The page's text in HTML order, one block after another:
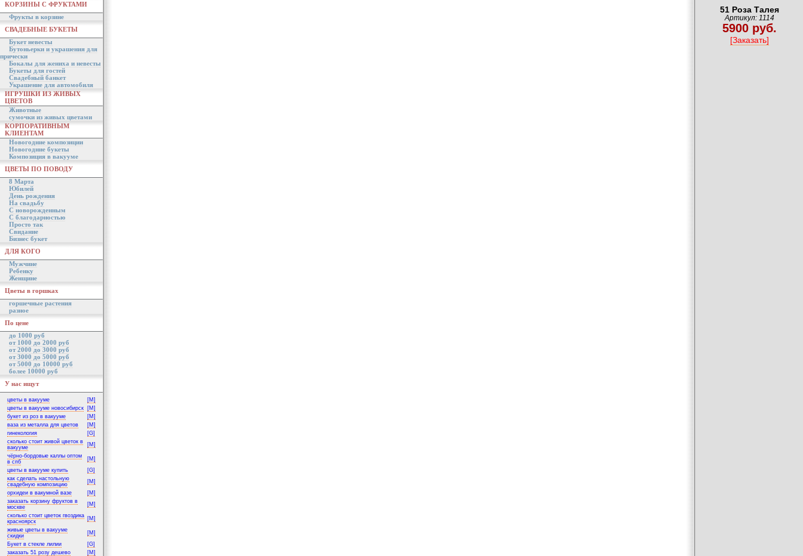
КОРЗИНЫ С ФРУКТАМИ
Фрукты в корзине
СВАДЕБНЫЕ БУКЕТЫ
Букет невесты
Бутоньерки и украшения для
прически
Бокалы для жениха и невесты
Букеты для гостей
Свадебный банкет
Украшение для автомобиля
ИГРУШКИ ИЗ ЖИВЫХ
ЦВЕТОВ
Животные
сумочки из живых цветами
КОРПОРАТИВНЫМ
КЛИЕНТАМ
Новогодние композиции
Новогодние букеты
Композиция в вакууме
ЦВЕТЫ ПО ПОВОДУ
8 Марта
Юбилей
День рождения
На свадьбу
С новорожденным
С благодарностью
Просто так
Свидание
Бизнес букет
ДЛЯ КОГО
Мужчине
Ребенку
Женщине
Цветы в горшках
горшечные растения
разное
По цене
до 1000 руб
от 1000 до 2000 руб
от 2000 до 3000 руб
от 3000 до 5000 руб
от 5000 до 10000 руб
более 10000 руб
У нас ищут
цветы в вакууме
[M]
цветы в вакууме новосибирск
[M]
букет из роз в вакууме
[M]
ваза из металла для цветов
[M]
гинекология
[G]
сколько стоит живой цветок в
вакууме
[M]
чёрно-бордовые каллы оптом
в спб
[M]
цветы в вакууме купить
[G]
как сделать настольную
свадебную композицию
[M]
орхидеи в вакумной вазе
[M]
заказать корзину фруктов в
москве
[M]
сколько стоит цветок гвоздика
красноярск
[M]
живые цветы в вакууме
скидки
[M]
Букет в стекле лилии
[G]
заказать 51 розу дешево
[M]
51 Роза Талея
Артикул: 1114
5900 руб.
[Заказать]